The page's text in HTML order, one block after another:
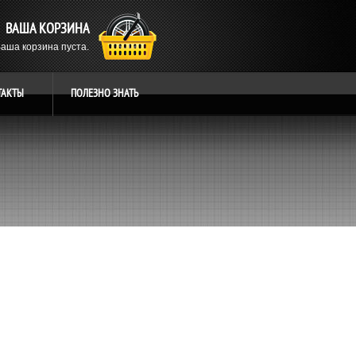
ВАША КОРЗИНА
корзина пуста.
ПОЛЕЗНОЗНАТЬ